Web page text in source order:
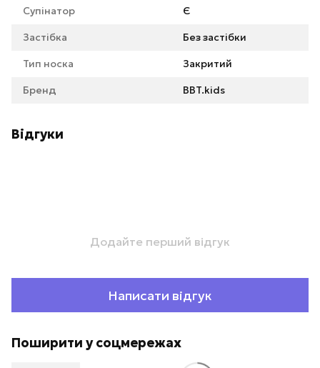
Супінатор Є
Застібка Без застібки
Тип носка Закритий
Бренд BBT.kids
Відгуки
Додайте перший відгук
Написати відгук
Поширити у соцмережах